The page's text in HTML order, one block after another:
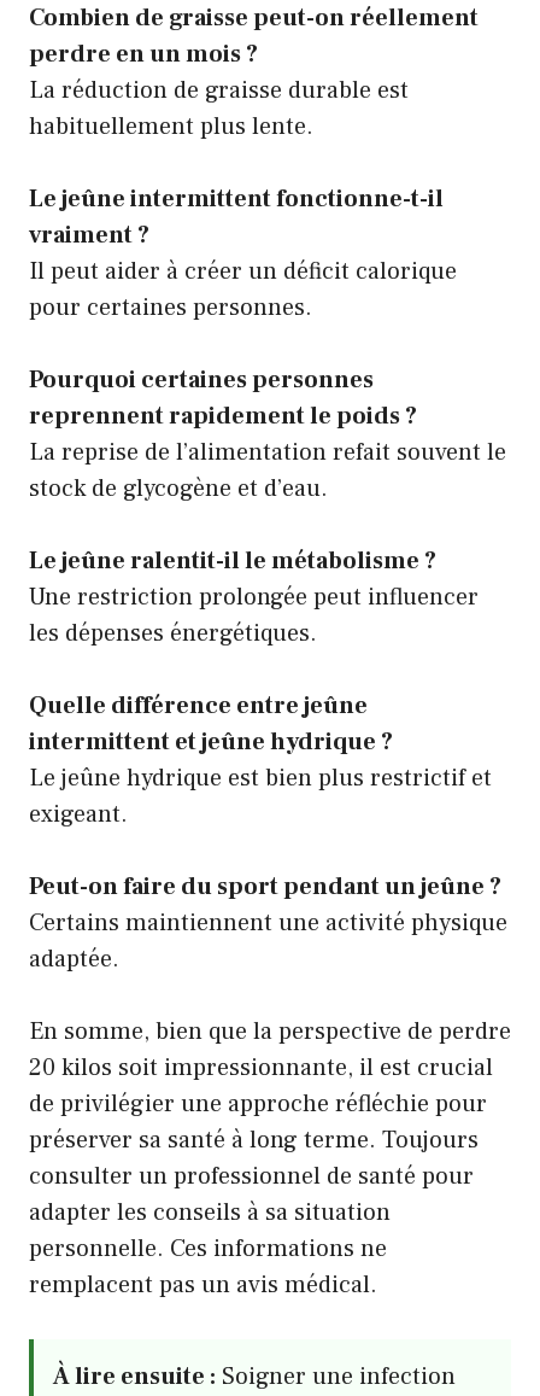
Combien de graisse peut-on réellement
perdre en un mois ?
La réduction de graisse durable est
habituellement plus lente.
Le jeûne intermittent fonctionne-t-il
vraiment ?
Il peut aider à créer un déficit calorique
pour certaines personnes.
Pourquoi certaines personnes
reprennent rapidement le poids ?
La reprise de l’alimentation refait souvent le
stock de glycogène et d’eau.
Le jeûne ralentit-il le métabolisme ?
Une restriction prolongée peut influencer
les dépenses énergétiques.
Quelle différence entre jeûne
intermittent et jeûne hydrique ?
Le jeûne hydrique est bien plus restrictif et
exigeant.
Peut-on faire du sport pendant un jeûne ?
Certains maintiennent une activité physique
adaptée.
En somme, bien que la perspective de perdre
20 kilos soit impressionnante, il est crucial
de privilégier une approche réfléchie pour
préserver sa santé à long terme. Toujours
consulter un professionnel de santé pour
adapter les conseils à sa situation
personnelle. Ces informations ne
remplacent pas un avis médical.
À lire ensuite : Soigner une infection